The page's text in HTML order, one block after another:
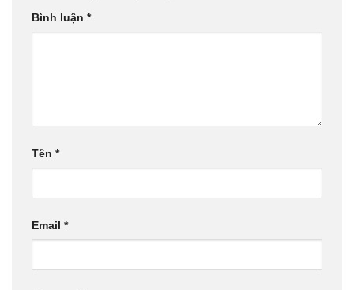
Bình luận *
Tên *
Email *